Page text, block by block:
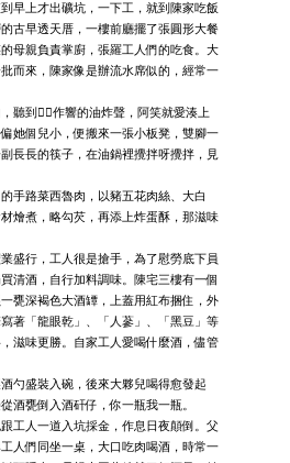
早上才出礦坑，一下工，就到陳家吃飯
古早透天厝，一樓前廳擺了張圓形大餐
母親負責掌廚，張羅工人們的吃食。大
而來，陳家像是辦流水席似的，經常一
聽到􃺔􃺔作響的油炸聲，阿笑就愛湊上
她個兒小，便搬來一張小板凳，雙腳一
長長的筷子，在油鍋裡攪拌呀攪拌，見
手路菜西魯肉，以豬五花肉絲、大白
燴煮，略勾芡，再添上炸蛋酥，那滋味
盛行，工人很是搶手，為了慰勞底下員
清酒，自行加料調味。陳宅三樓有一個
甕深褐色大酒罈，上蓋用紅布捆住，外
著「龍眼乾」、「人蔘」、「黑豆」等
滋味更勝。自家工人愛喝什麼酒，儘管
勺盛裝入碗，後來大夥兒喝得愈發起
酒甕倒入酒矸仔，你一瓶我一瓶。
工人一道入坑採金，作息日夜顛倒。父
人們同坐一桌，大口吃肉喝酒，時常一